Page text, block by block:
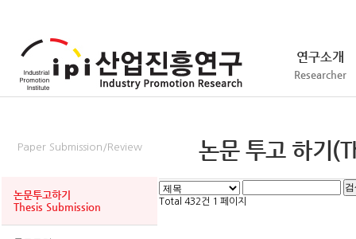
연구소개
Researcher
Paper Submission/Review
논문투고하기
Thesis Submission
논문 투고 하기
Total 432건 1 페이지